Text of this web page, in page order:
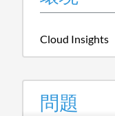
Cloud Insights
問題